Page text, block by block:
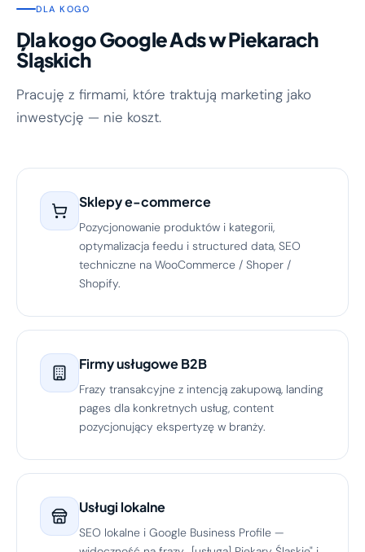
DLA KOGO
Dla kogo Google Ads w Piekarach
Śląskich
Pracuję z firmami, które traktują marketing jako
inwestycję — nie koszt.
Sklepy e-commerce
Pozycjonowanie produktów i kategorii,
optymalizacja feedu i structured data, SEO
techniczne na WooCommerce / Shoper /
Shopify.
Firmy usługowe B2B
Frazy transakcyjne z intencją zakupową, landing
pages dla konkretnych usług, content
pozycjonujący ekspertyzę w branży.
Usługi lokalne
SEO lokalne i Google Business Profile —